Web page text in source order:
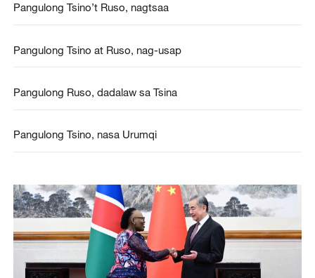
Pangulong Tsino’t Ruso, nagtsaa
Pangulong Tsino at Ruso, nag-usap
Pangulong Ruso, dadalaw sa Tsina
Pangulong Tsino, nasa Urumqi